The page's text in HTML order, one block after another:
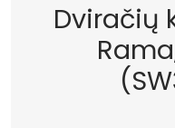
Dviračių